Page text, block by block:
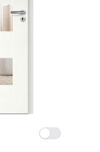
Use setting